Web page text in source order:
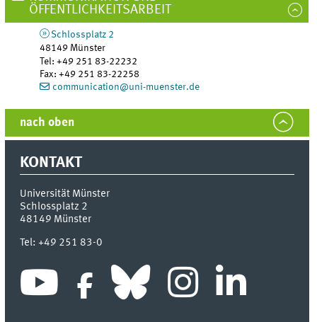
ÖFFENTLICHKEITSARBEIT
Schlossplatz 2
48149 Münster
Tel:+49 251 83-22232
Fax:+49 251 83-22258
communication@uni-muenster.de
nach oben
KONTAKT
Universität Münster
Schlossplatz 2
48149 Münster
Tel:+49 251 83-0